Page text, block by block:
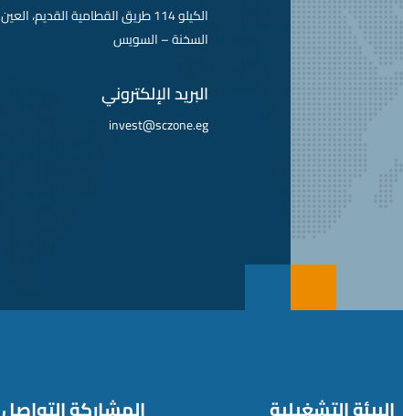
الكيلو 114 طريق القطامية القديم، العين
السخنة – السويس
البريد الإلكتروني
invest@sczone.eg
البيئة التشغيلية المشاركة التواصل